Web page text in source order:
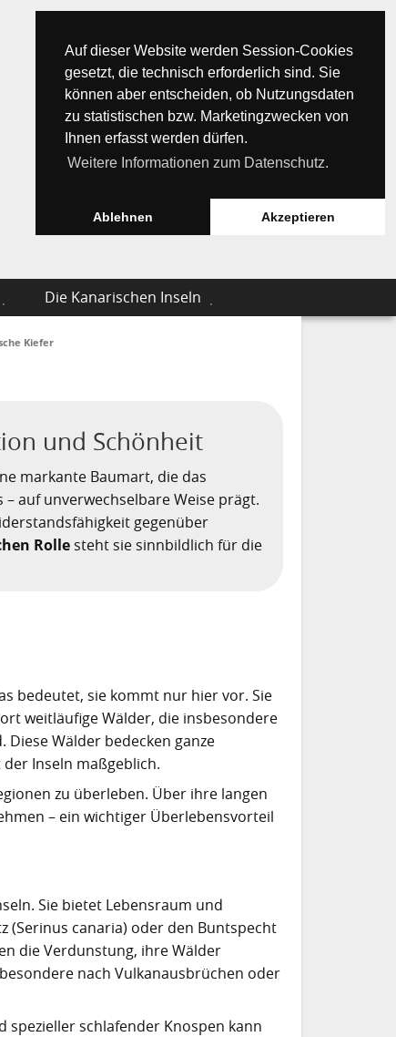
Auf dieser Website werden Session-Cookies
gesetzt, die technisch erforderlich sind. Sie
können aber entscheiden, ob Nutzungsdaten
zu statistischen bzw. Marketingzwecken von
Ihnen erfasst werden dürfen.
Weitere Informationen zum Datenschutz.
Ablehnen Akzeptieren
Die Kanarischen Inseln
Kiefer
und Schönheit
markante Baumart, die das
auf unverwechselbare Weise prägt.
gegenüber
Rolle steht sie sinnbildlich für die
bedeutet, sie kommt nur hier vor. Sie
weitläufige Wälder, die insbesondere
Diese Wälder bedecken ganze
Inseln maßgeblich.
zu überleben. Über ihre langen
– ein wichtiger Überlebensvorteil
Sie bietet Lebensraum und
(Serinus canaria) oder den Buntspecht
die Verdunstung, ihre Wälder
nach Vulkanausbrüchen oder
spezieller schlafender Knospen kann